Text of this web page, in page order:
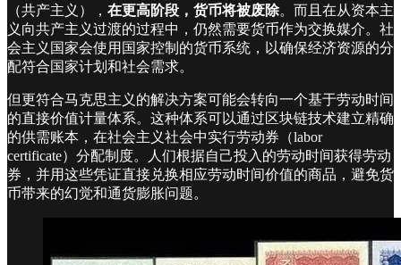
（共产主义）， 在更高阶段，货币将被废除。而且在从资本主
义向共产主义过渡的过程中，仍然需要货币作为交换媒介。社
会主义国家会使用国家控制的货币系统，以确保经济资源的分
配符合国家计划和社会需求。
但更符合马克思主义的解决方案可能会转向一个基于劳动时间
的直接价值计量体系。这种体系可以通过区块链技术建立精确
的供需账本，在社会主义社会中实行劳动券（labor
certificate）分配制度。人们根据自己投入的劳动时间获得劳动
券，并用这些凭证直接兑换相应劳动时间价值的商品，避免货
币带来的幻觉和通货膨胀问题。